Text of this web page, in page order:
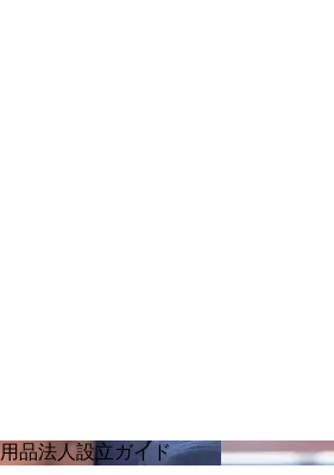
品法人設立ガイド